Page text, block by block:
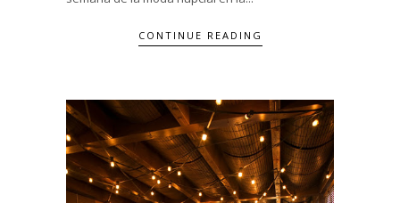
CONTINUE READING